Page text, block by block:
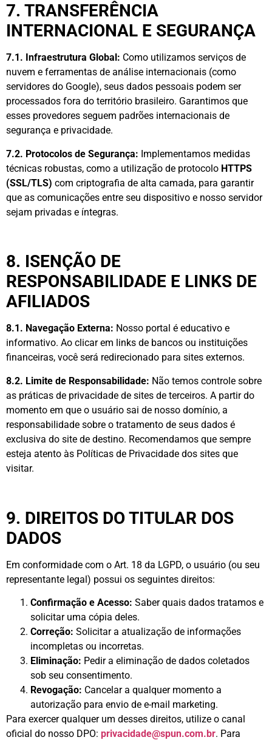
7. TRANSFERÊNCIA
INTERNACIONAL E SEGURANÇA
7.1. Infraestrutura Global: Como utilizamos serviços de
nuvem e ferramentas de análise internacionais (como
servidores do Google), seus dados pessoais podem ser
processados fora do território brasileiro. Garantimos que
esses provedores seguem padrões internacionais de
segurança e privacidade.
7.2. Protocolos de Segurança: Implementamos medidas
técnicas robustas, como a utilização de protocolo HTTPS
(SSL/TLS) com criptografia de alta camada, para garantir
que as comunicações entre seu dispositivo e nosso servidor
sejam privadas e íntegras.
8. ISENÇÃO DE
RESPONSABILIDADE E LINKS DE
AFILIADOS
8.1. Navegação Externa: Nosso portal é educativo e
informativo. Ao clicar em links de bancos ou instituições
financeiras, você será redirecionado para sites externos.
8.2. Limite de Responsabilidade: Não temos controle sobre
as práticas de privacidade de sites de terceiros. A partir do
momento em que o usuário sai de nosso domínio, a
responsabilidade sobre o tratamento de seus dados é
exclusiva do site de destino. Recomendamos que sempre
esteja atento às Políticas de Privacidade dos sites que
visitar.
9. DIREITOS DO TITULAR DOS
DADOS
Em conformidade com o Art. 18 da LGPD, o usuário (ou seu
representante legal) possui os seguintes direitos:
Confirmação e Acesso: Saber quais dados tratamos e
solicitar uma cópia deles.
Correção: Solicitar a atualização de informações
incompletas ou incorretas.
Eliminação: Pedir a eliminação de dados coletados
sob seu consentimento.
Revogação: Cancelar a qualquer momento a
autorização para envio de e-mail marketing.
Para exercer qualquer um desses direitos, utilize o canal
oficial do nosso DPO: privacidade@spun.com.br. Para